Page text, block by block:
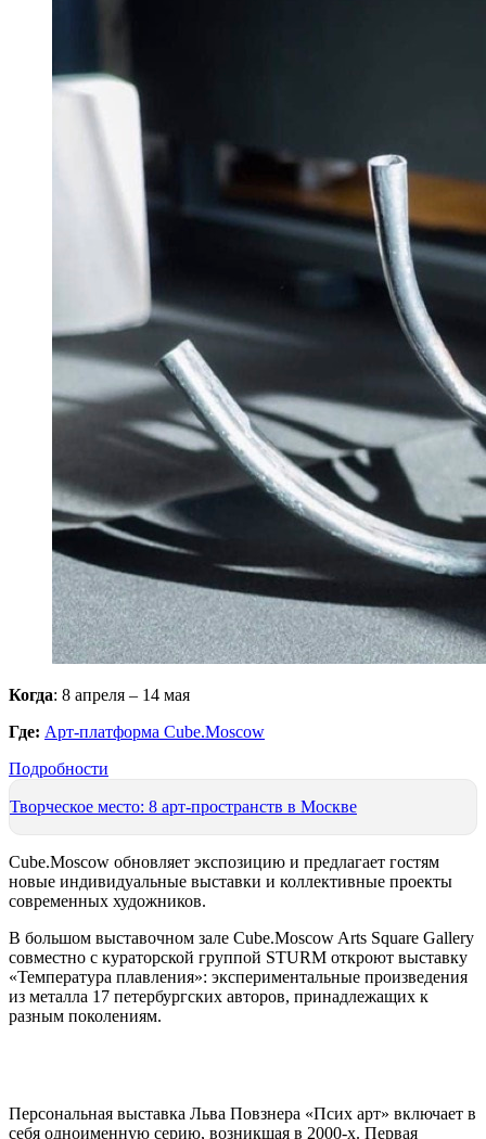
Когда: 8 апреля – 14 мая
Где: Арт-платформа Cube.Moscow
Подробности
Творческое место: 8 арт-пространств в Москве
Cube.Moscow обновляет экспозицию и предлагает гостям
новые индивидуальные выставки и коллективные проекты
современных художников.
В большом выставочном зале Cube.Moscow Arts Square Gallery
совместно с кураторской группой STURM откроют выставку
«Температура плавления»: экспериментальные произведения
из металла 17 петербургских авторов, принадлежащих к
разным поколениям.
Персональная выставка Льва Повзнера «Псих арт» включает в
себя одноименную серию, возникшая в 2000-х. Первая